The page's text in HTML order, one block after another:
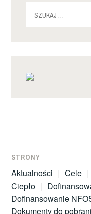
STRONY
Aktualności Cele
Ciepło
Dofinansowanie
Dokumenty do